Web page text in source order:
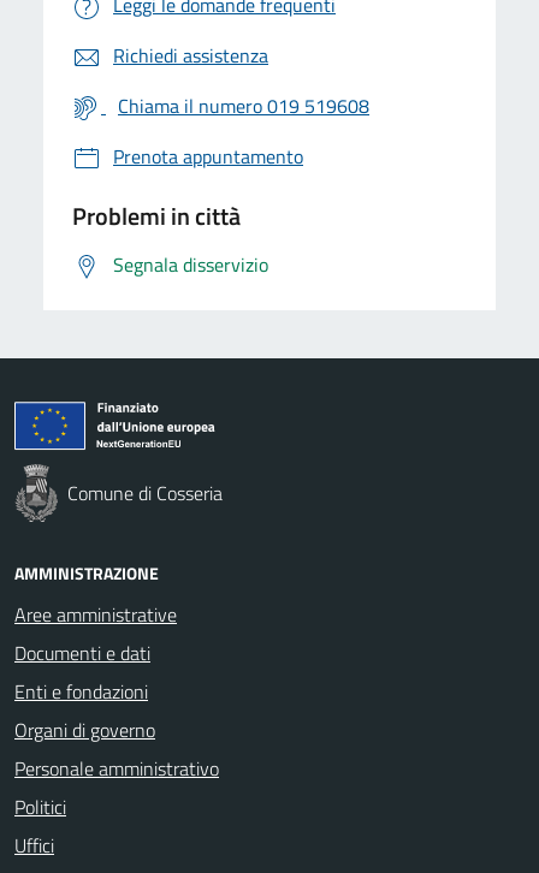
Richiedi assistenza
Chiama il numero 019 519608
Prenota appuntamento
Problemi in città
Segnala disservizio
Comune di Cosseria
AMMINISTRAZIONE
Aree amministrative
Documenti e dati
Enti e fondazioni
Organi di governo
Personale amministrativo
Politici
Uffici